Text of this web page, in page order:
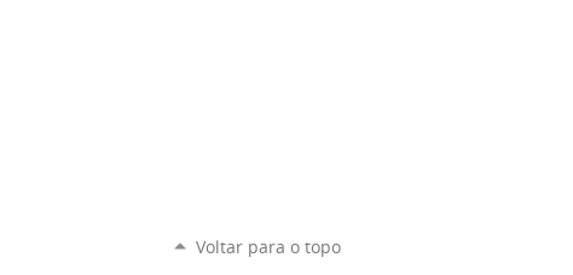
Voltar para o topo